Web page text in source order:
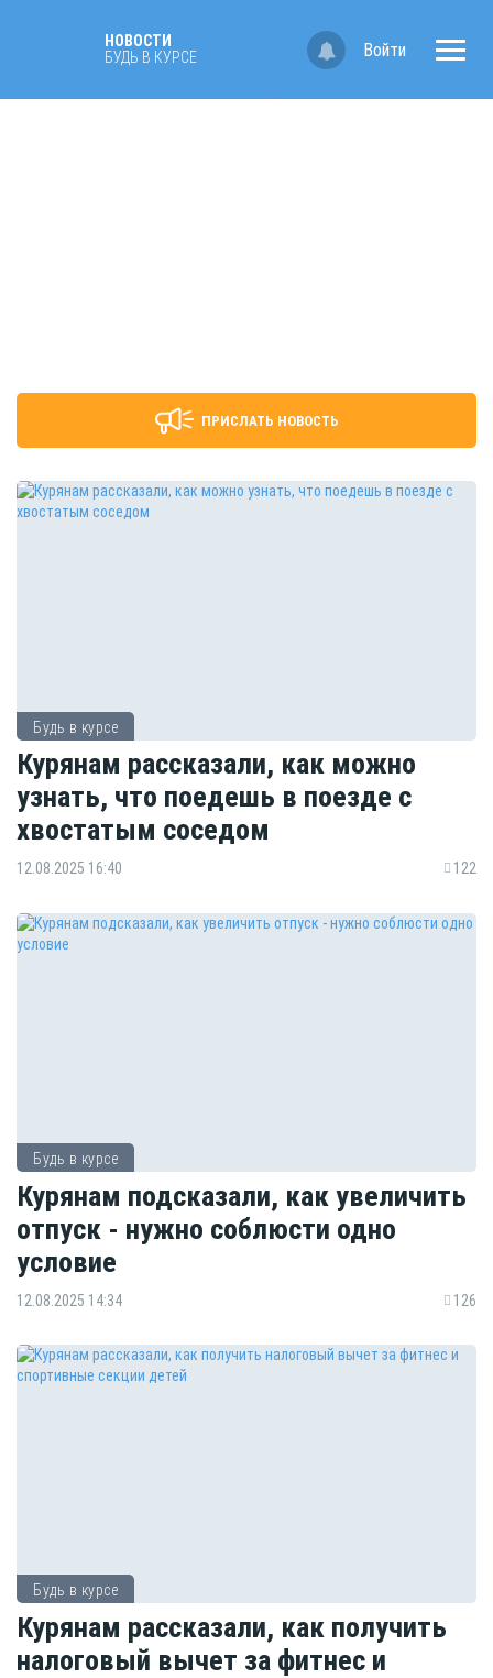
НОВОСТИ
БУДЬ В КУРСЕ
Войти
ПРИСЛАТЬ НОВОСТЬ
Будь в курсе
Курянам рассказали, как можно
узнать, что поедешь в поезде с
хвостатым соседом
12.08.2025 16:40 122
Будь в курсе
Курянам подсказали, как увеличить
отпуск - нужно соблюсти одно
условие
12.08.2025 14:34 126
Будь в курсе
Курянам рассказали, как получить
налоговый вычет за фитнес и